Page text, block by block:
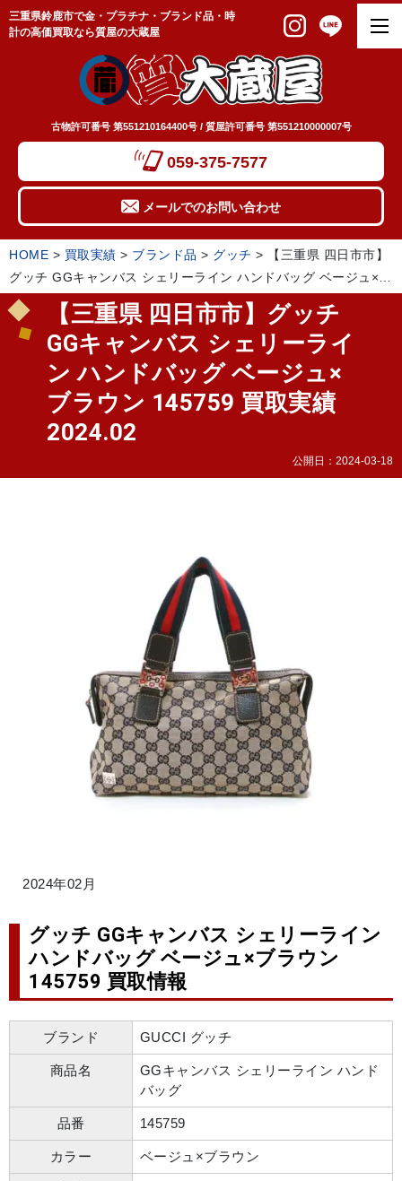
三重県鈴鹿市で金・プラチナ・ブランド品・時
計の高価買取なら質屋の大蔵屋
古物許可番号 第551210164400号 / 質屋許可番号 第551210000007号
059-375-7577
メールでのお問い合わせ
HOME > 買取実績 > ブランド品 > グッチ >
【三重県 四日市市】
グッチ GGキャンバス シェリーライン ハンドバッグ ベージュ×ブ
ラウン 145759 買取実績 2024.02
【三重県 四日市市】グッチ
GGキャンバス シェリーライ
ン ハンドバッグ ベージュ×
ブラウン 145759 買取実績
2024.02
公開日： 2024-03-18
2024年02月
グッチ GGキャンバス シェリーライン
ハンドバッグ ベージュ×ブラウン
145759 買取情報
ブランド GUCCI グッチ
商品名
GGキャンバス シェリーライン ハンド
バッグ
品番 145759
カラー ベージュ×ブラウン